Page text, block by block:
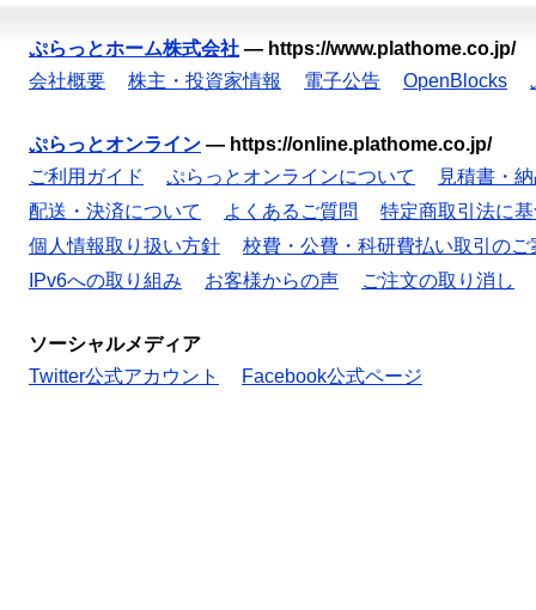
ぷらっとホーム株式会社 — https://www.plathome.co.jp/
会社概要
株主・投資家情報 電子公告 OpenBlocks
ぷらっとオンライン — https://online.plathome.co.jp/
ご利用ガイド
ぷらっとオンラインについて
見積書・
配送・決済について
よくあるご質問
特定商取引法に
個人情報取り扱い方針
校費・公費・科研費払い取引のご
IPv6への取り組み
お客様からの声 ご注文の取り消し
ソーシャルメディア
Twitter公式アカウント
Facebook公式ページ